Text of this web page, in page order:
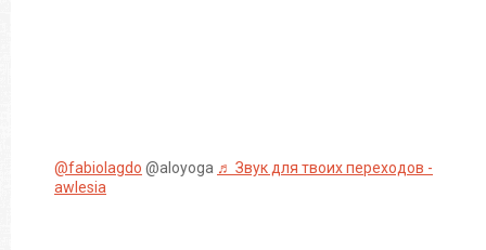
@fabiolagdo @aloyoga ♬ Звук для твоих переходов -
awlesia